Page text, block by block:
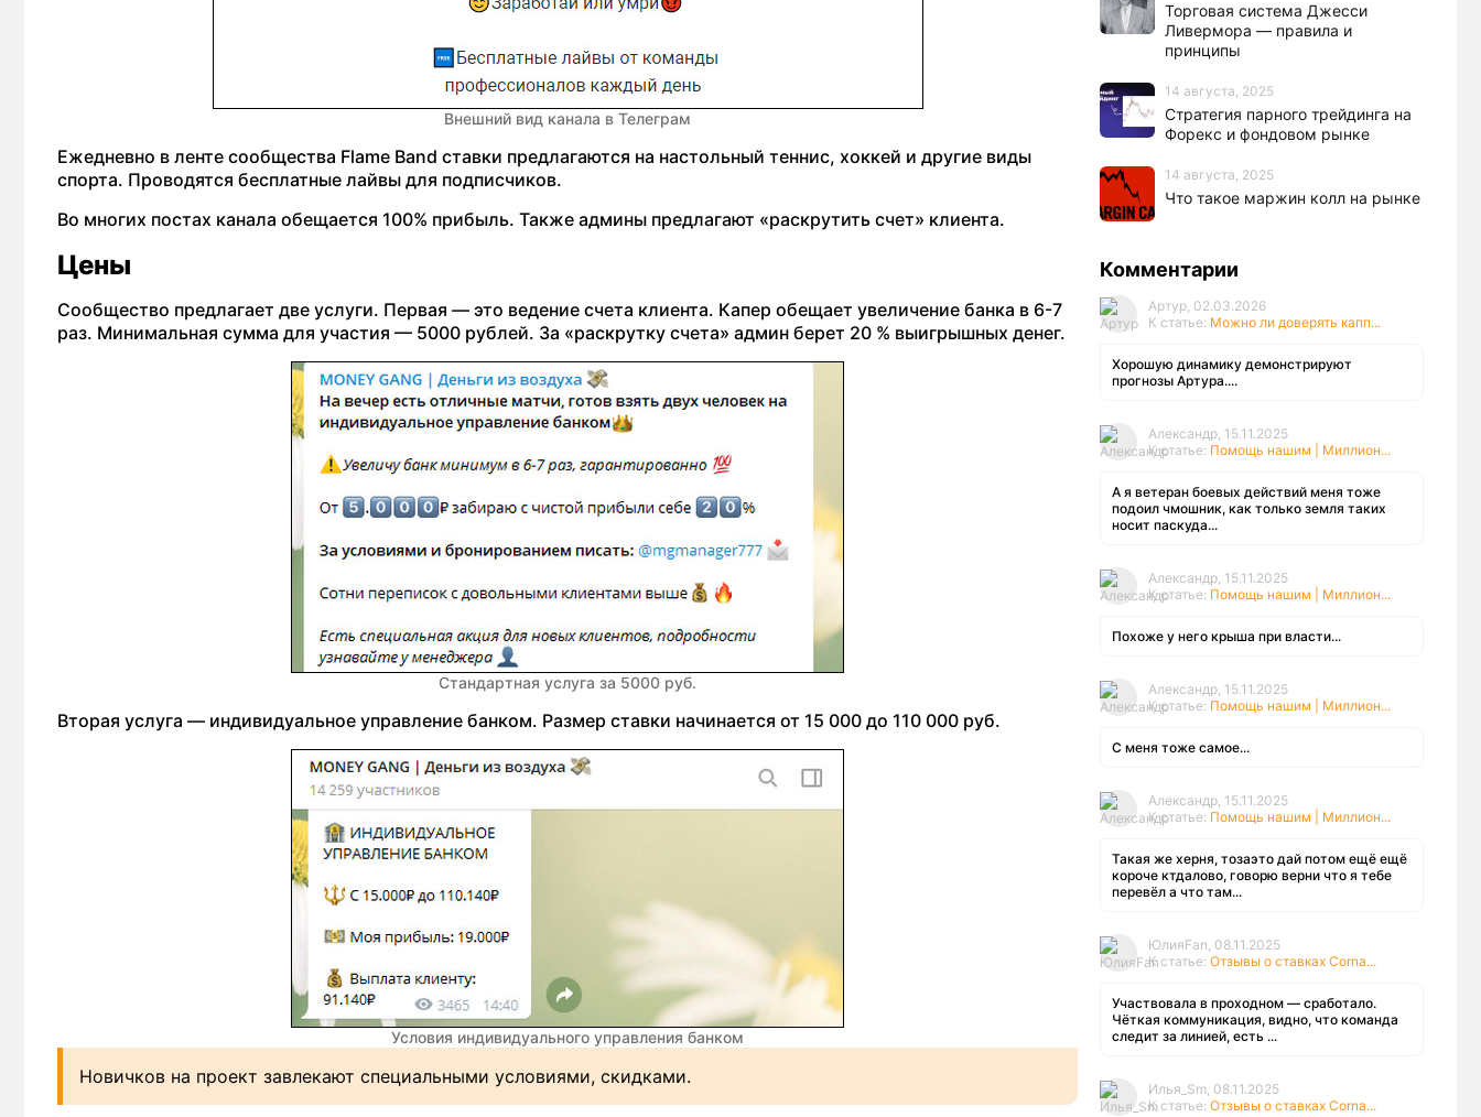
Внешний вид канала в Телеграм
Ежедневно в ленте сообщества Flame Band ставки предлагаются на настольный теннис, хоккей и другие виды
спорта. Проводятся бесплатные лайвы для подписчиков.
Во многих постах канала обещается 100% прибыль. Также админы предлагают «раскрутить счет» клиента.
Цены
Сообщество предлагает две услуги. Первая — это ведение счета клиента. Капер обещает увеличение банка в 6-7
раз. Минимальная сумма для участия — 5000 рублей. За «раскрутку счета» админ берет 20 % выигрышных денег.
Стандартная услуга за 5000 руб.
Вторая услуга — индивидуальное управление банком. Размер ставки начинается от 15 000 до 110 000 руб.
Условия индивидуального управления банком
Новичков на проект завлекают специальными условиями, скидками.
Торговая система Джесси
Ливермора — правила и
принципы
14 августа, 2025
Стратегия парного трейдинга на
Форекс и фондовом рынке
14 августа, 2025
Что такое маржин колл на рынке
Комментарии
Артур, 02.03.2026
К статье: Можно ли доверять капп...
Хорошую динамику демонстрируют
прогнозы Артура....
Александр, 15.11.2025
К статье: Помощь нашим | Миллион...
А я ветеран боевых действий меня тоже
подоил чмошник, как только земля таких
носит паскуда...
Александр, 15.11.2025
К статье: Помощь нашим | Миллион...
Похоже у него крыша при власти...
Александр, 15.11.2025
К статье: Помощь нашим | Миллион...
С меня тоже самое...
Александр, 15.11.2025
К статье: Помощь нашим | Миллион...
Такая же херня, тозаэто дай потом ещё ещё
короче ктдалово, говорю верни что я тебе
перевёл а что там...
ЮлияFan, 08.11.2025
К статье: Отзывы о ставках Corna...
Участвовала в проходном — сработало.
Чёткая коммуникация, видно, что команда
следит за линией, есть ...
Илья_Sm, 08.11.2025
К статье: Отзывы о ставках Corna...